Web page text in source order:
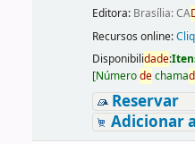
Editora: Brasília: CA
Recursos online:
Disponibilidade:
[Númerodechama
Reservar
Adicionar